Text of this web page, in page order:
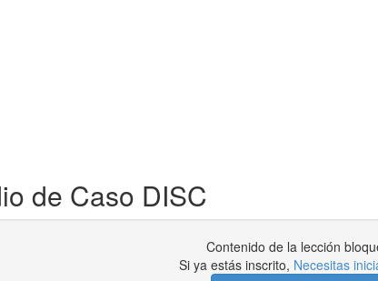
de Caso DISC
Contenido de la lección
Si ya estás inscrito, Necesitas